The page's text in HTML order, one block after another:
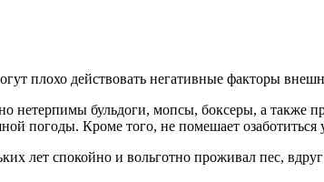
плохо действовать негативные факторы
бульдоги, мопсы, боксеры, а также
погоды. Кроме того, не помешает озаботиться
лет спокойно и вольготно проживал пес,